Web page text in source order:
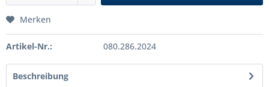
Merken
Artikel-Nr.: 080.286.2024
Beschreibung